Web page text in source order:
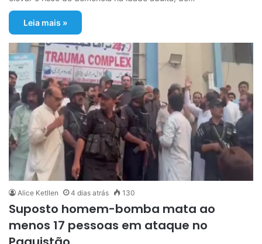
Leia mais »
Alice Ketllen 4 dias atrás 130
Suposto homem-bomba mata ao
menos 17 pessoas em ataque no